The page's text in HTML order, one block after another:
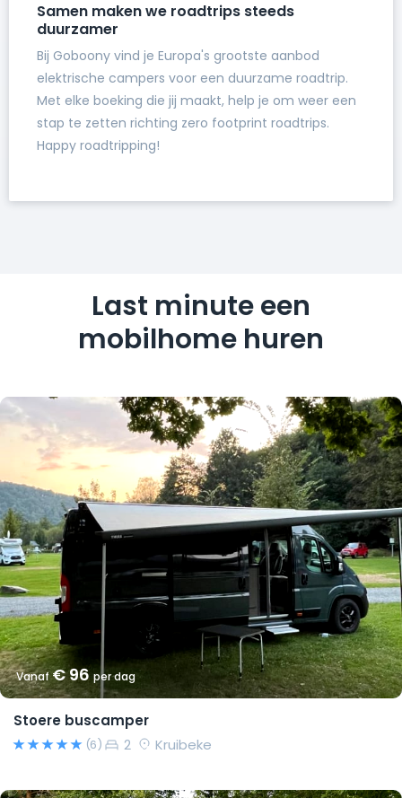
Samen maken we roadtrips steeds
duurzamer
Bij Goboony vind je Europa's grootste aanbod
elektrische campers voor een duurzame roadtrip.
Met elke boeking die jij maakt, help je om weer een
stap te zetten richting zero footprint roadtrips.
Happy roadtripping!
Last minute een
mobilhome huren
Vanaf€ 96per dag
Stoere buscamper
(6) 2 Kruibeke